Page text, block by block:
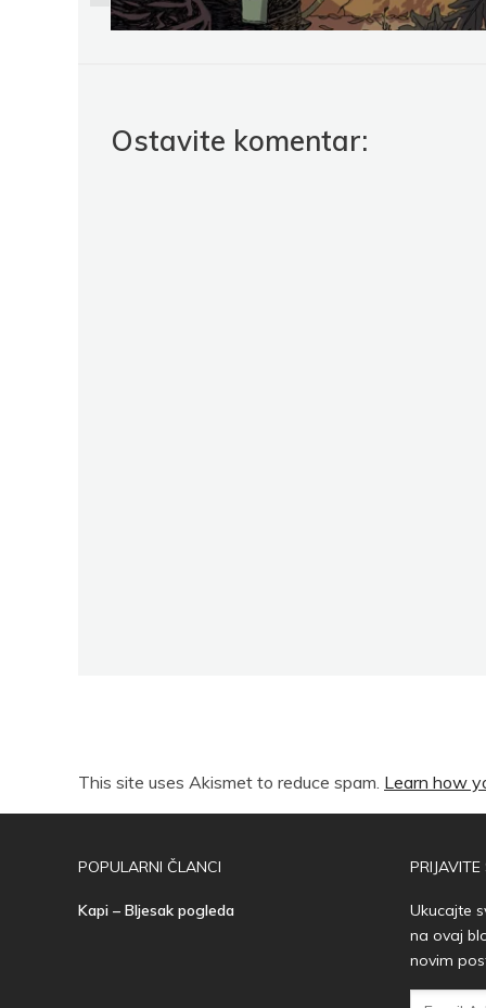
Ostavite komentar:
This site uses Akismet to reduce spam. Learn how
POPULARNI ČLANCI
Kapi – Bljesak pogleda
Ukucajte
na ovaj
novim